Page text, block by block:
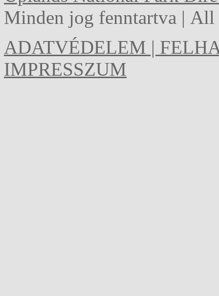
Minden jog fenntartva |
ADATVÉDELEM |
IMPRESSZUM